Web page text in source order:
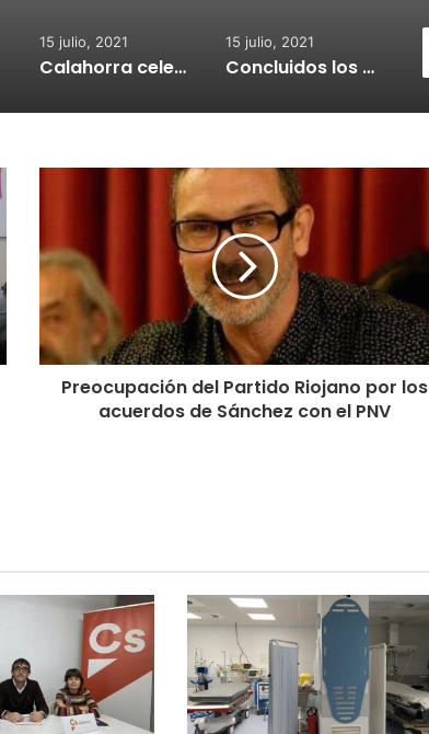
15 julio, 2021
Calahorra celebrará el Croquetur II
15 julio, 2021
Concluidos los trabajos de reposición del asfaltado de Calahorra
Preocupación del Partido Riojano por los
acuerdos de Sánchez con el PNV